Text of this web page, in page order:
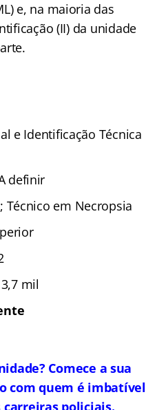
e, na maioria das
(II) da unidade
e Identificação Técnica
definir
Técnico em Necropsia
mil
Comece a sua
com quem é imbatível
carreiras policiais.